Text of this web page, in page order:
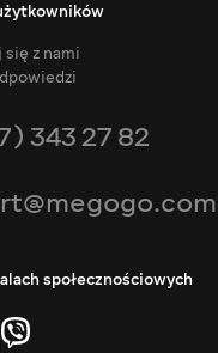
z nami
343 27 82
społecznościowych